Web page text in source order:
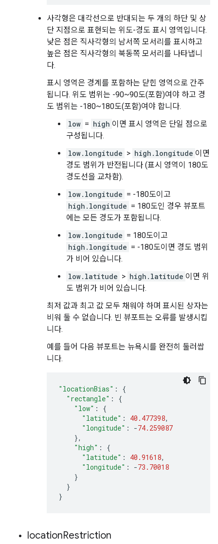
사각형은 대각선으로 반대되는 두 개의 하단 및 상
단 지점으로 표현되는 위도-경도 표시 영역입니다.
낮은 점은 직사각형의 남서쪽 모서리를 표시하고
높은 점은 직사각형의 북동쪽 모서리를 나타냅니
다.
표시 영역은 경계를 포함하는 닫힌 영역으로 간주
됩니다. 위도 범위는 -90~90도(포함)여야 하고 경
도 범위는 -180~180도(포함)여야 합니다.
low = high 이면 표시 영역은 단일 점으로
구성됩니다.
low.longitude > high.longitude 이면
경도 범위가 반전됩니다 (표시 영역이 180도
경도선을 교차함).
low.longitude = -180도이고
high.longitude = 180도인 경우 뷰포트
에는 모든 경도가 포함됩니다.
low.longitude = 180도이고
high.longitude = -180도이면 경도 범위
가 비어 있습니다.
low.latitude > high.latitude 이면 위
도 범위가 비어 있습니다.
최저 값과 최고 값 모두 채워야 하며 표시된 상자는
비워 둘 수 없습니다. 빈 뷰포트는 오류를 발생시킵
니다.
예를 들어 다음 뷰포트는 뉴욕시를 완전히 둘러쌉
니다.
"locationBias" :
{
"rectangle" :
{
"low" :
{
"latitude" : 40.477398,
"longitude" : -74.259087
},
"high" :
{
"latitude" : 40.91618,
"longitude" : -73.70018
}
}
}
locationRestriction